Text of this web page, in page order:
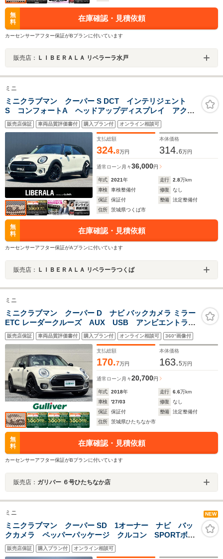
無
料
在庫確認・見積依頼
カーセンサーアフター保証がBプランに付いています
販売店： ＬＩＢＥＲＡＬＡ リベラーラ水戸
ミニ
ミニクラブマン クーパー S DCT インテリジェント
S コンフォートA ヘッドアップディスプレイ アクテ
ィブクルーズコントロール ドライビングアシスト
PKG 純正ナビ バックカメラ ETC 純正17インチ
AW LEDヘッドライト Aライト 純正17インチAW
販売店保証 車両品質評価書付 購入プラン付 オンライン相談可
支払総額
324.8万円
本体価格
314.6万円
通常ローン 月々36,000円
年式 2021年 走行 2.8万km
車検
車検整備付 修復
なし
保証
保証付 整備
法定整備付
住所
茨城県つくば市
無
料
在庫確認・見積依頼
カーセンサーアフター保証がAプランに付いています
販売店： ＬＩＢＥＲＡＬＡ リベラーラつくば
ミニ
ミニクラブマン クーパー D ナビ バックカメラ ミラー
ETC レーダークルーズ AUX USB アンビエントライ
ト LEDライト オートライト オートワイパー フォ
グライト 17インチブラックAW ペッパーホワイトツー
トンカラー
販売店保証 車両品質評価書付 購入プラン付 オンライン相談可 360°画像付
支払総額
170.7万円
本体価格
163.5万円
通常ローン 月々20,700円
年式 2018年 走行 6.6万km
車検
'27/03 修復
なし
保証
保証付 整備
法定整備付
住所
茨城県ひたちなか市
無
料
在庫確認・見積依頼
カーセンサーアフター保証がBプランに付いています
販売店： ガリバー ６号ひたちなか店
ミニ NEW
ミニクラブマン クーパー SD 1オーナー ナビ バッ
クカメラ ペッパーパッケージ クルコン SPORTボタ
ン USB ドラレコ コンフォートアクセス LEDライ
ト オートライト オートワイパー LEDフォグ 17イ
販売店保証 購入プラン付 オンライン相談可